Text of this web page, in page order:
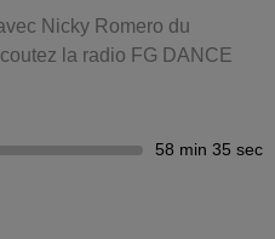
Nicky Romero du
la radio FG DANCE
58 min 35 sec